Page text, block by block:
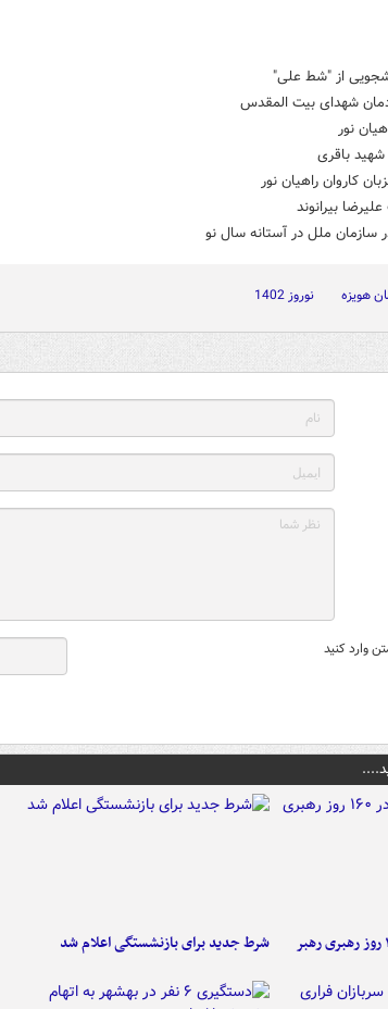
از "شط علی"
شهدای بیت المقدس
نور
باقری
کاروان راهیان نور
بیرانوند
ملل در آستانه سال نو
هویزه نوروز 1402
وارد کنید
۶ دستاورد بزرگ ایران در ۱۶۰ روز رهبری رهبر
شرط جدید برای بازنشستگی اعلام شد